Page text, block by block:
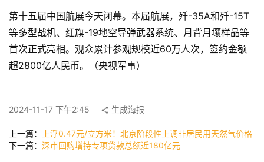
首
快
讯
第十五届中国航展今天闭幕。本届航展，歼-35A和歼-15T
等多型战机、红旗-19地空导弹武器系统、月背月壤样品等
首次正式亮相。观众累计参观规模近60万人次，签约金额
超2800亿人民币。（央视军事）
2024-11-17 下午2:45 生成海报
上一篇：
上浮0.47元/立方米！北京阶段性上调非居民用天然气价格
下一篇： 深市回购增持专项贷款总额近180亿元